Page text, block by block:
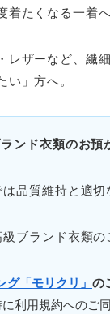
たくなる一着へ
レザーなど、繊
い」方へ。
ンド衣類のお預
品質維持と適
ブランド衣類
「モリクリ」 の
に利用規約へのご